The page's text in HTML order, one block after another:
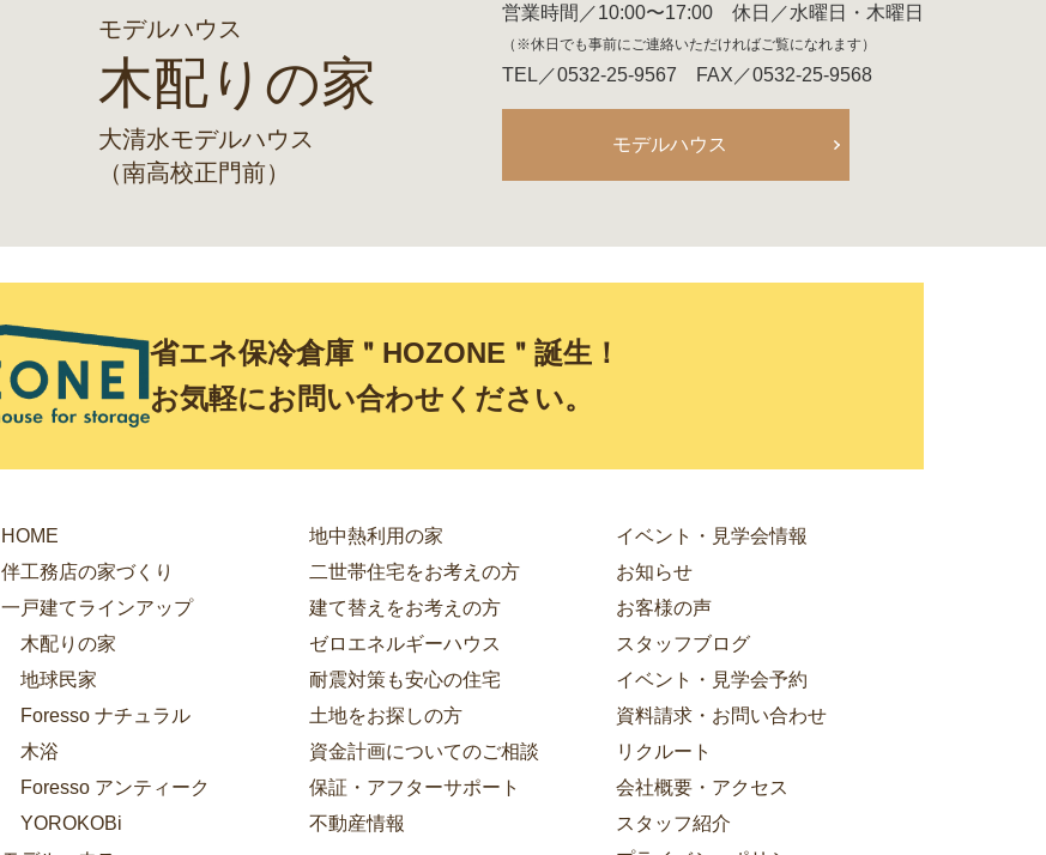
モデルハウス
木配りの家
大清水モデルハウス
（南高校正門前）
営業時間／10:00〜17:00 休日／水曜日・木曜日
（※休日でも事前にご連絡いただければご覧になれます）
TEL／0532-25-9567 FAX／0532-25-9568
モデルハウス
省エネ保冷倉庫＂HOZONE＂誕生！
お気軽にお問い合わせください。
HOME
伴工務店の家づくり
一戸建てラインアップ
木配りの家
地球民家
Foresso ナチュラル
木浴
Foresso アンティーク
YOROKOBi
地中熱利用の家
二世帯住宅をお考えの方
建て替えをお考えの方
ゼロエネルギーハウス
耐震対策も安心の住宅
土地をお探しの方
資金計画についてのご相談
保証・アフターサポート
不動産情報
イベント・見学会情報
お知らせ
お客様の声
スタッフブログ
イベント・見学会予約
資料請求・お問い合わせ
リクルート
会社概要・アクセス
スタッフ紹介